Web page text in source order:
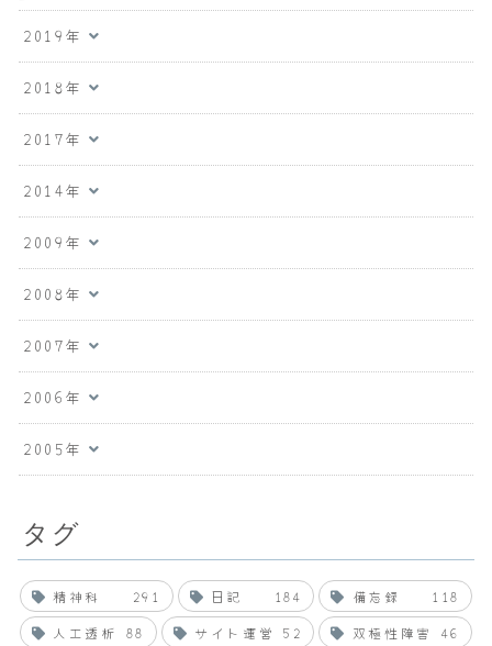
2019年
2018年
2017年
2014年
2009年
2008年
2007年
2006年
2005年
タグ
精神科 291 日記 184 備忘録
118
人工透析
88 サイト運営 52 双極性障害
46